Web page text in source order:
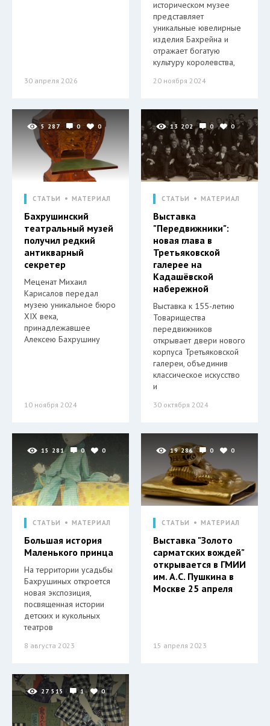
30 апреля 2026
историческом музее
представляет
уникальные ювелирные
изделия Бахрейна и
отражает богатую
культуру королевства,
20 ноября 2024
5 287 0 0
СТАТЬИ МАТЕРИАЛ
Бахрушинский
театральный музей
получил редкий
антикварный
секретер
Меценат Михаил
Карисалов передал
музею уникальное бюро
XIX века,
принадлежавшее
Алексею Бахрушину
10 ноября 2024
13 202 0 0
СТАТЬИ МАТЕРИАЛ
Выставка
"Передвижники":
новая глава в
Третьяковской
галерее на
Кадашёвской
набережной
Выставка к 155-летию
Товарищества
передвижников
открывает двери нового
корпуса Третьяковской
галереи, объединив
классическое искусство
и
30 октября 2024
15 281 0 0
СТАТЬИ МАТЕРИАЛ
Большая история
Маленького принца
На территории усадьбы
Бахрушиных откроется
новая экспозиция,
посвященная истории
детских и кукольных
театров
8 августа 2023
19 286 0 0
СТАТЬИ МАТЕРИАЛ
Выставка "Золото
сарматских вождей"
открывается в ГМИИ
им. А.С. Пушкина в
Москве 25 апреля
15 апреля 2023
27 515 1 0